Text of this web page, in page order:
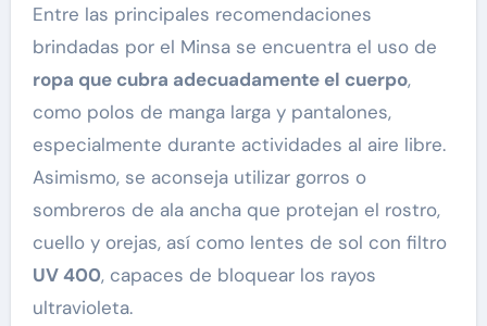
Entre las principales recomendaciones
brindadas por el Minsa se encuentra el uso de
ropa que cubra adecuadamente el cuerpo,
como polos de manga larga y pantalones,
especialmente durante actividades al aire libre.
Asimismo, se aconseja utilizar gorros o
sombreros de ala ancha que protejan el rostro,
cuello y orejas, así como lentes de sol con filtro
UV 400, capaces de bloquear los rayos
ultravioleta.